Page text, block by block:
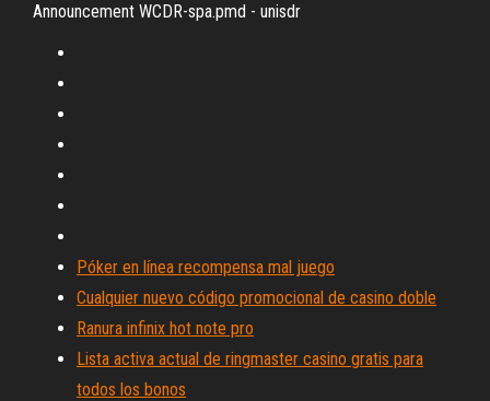
Announcement WCDR-spa.pmd - unisdr
Póker en línea recompensa mal juego
Cualquier nuevo código promocional de casino doble
Ranura infinix hot note pro
Lista activa actual de ringmaster casino gratis para
todos los bonos